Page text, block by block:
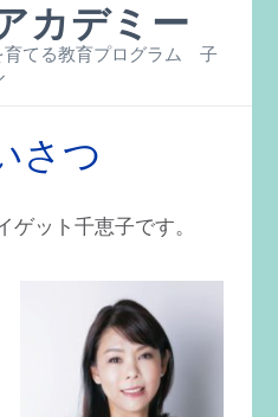
カデミー
育てる教育プログラム 子
さつ
ゲット千恵子です。